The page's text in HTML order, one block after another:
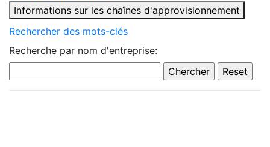
Informations sur les chaînes d'approvisionnement
Rechercher des mots-clés
Recherche par nom d'entreprise: